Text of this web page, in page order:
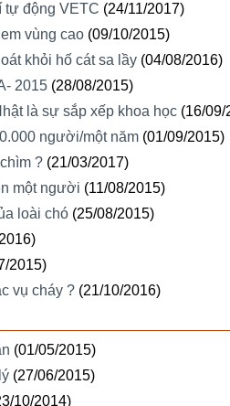
tự động VETC (24/11/2017)
vùng cao (09/10/2015)
khỏi hố cát sa lầy (04/08/2016)
2015 (28/08/2015)
là sự sắp xếp khoa học (16/09/
người/một năm (01/09/2015)
? (21/03/2017)
một người (11/08/2015)
loài chó (25/08/2015)
2015)
vụ cháy ? (21/10/2016)
(01/05/2015)
(27/06/2015)
10/2014)